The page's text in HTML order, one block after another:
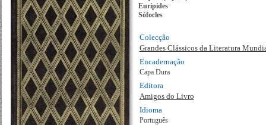
Eurípides
Sófocles
Colecção
Grandes Clássicos da Literatura
Encadernação
Capa Dura
Editora
Amigos do Livro
Idioma
Português